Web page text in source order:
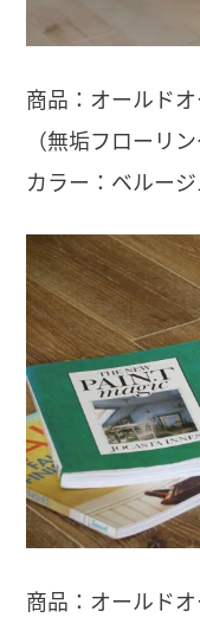
商品：オールド
（無垢フローリン
カラー：ベルージ
商品：オールド